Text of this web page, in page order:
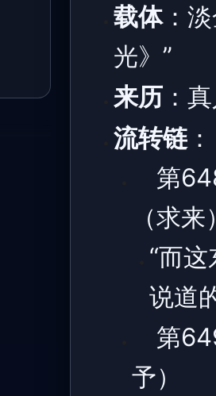
载体：
光》”
来历 ：
流转链 ：
第
（求来
“而
说道
第
予）